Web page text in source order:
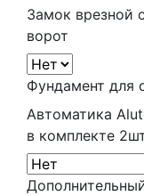
Замок врезной
ворот
Фундамент для
Автоматика
в комплекте